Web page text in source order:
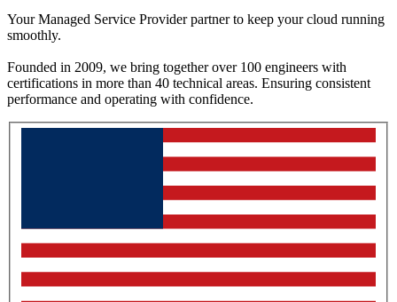
Your Managed Service Provider partner to keep your cloud running
smoothly.
Founded in 2009, we bring together over 100 engineers with
certifications in more than 40 technical areas. Ensuring consistent
performance and operating with confidence.